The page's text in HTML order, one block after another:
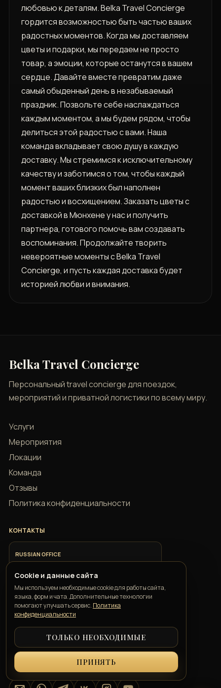
любовью к деталям. Belka Travel Concierge
гордится возможностью быть частью ваших
радостных моментов. Когда мы доставляем
цветы и подарки, мы передаем не просто
товар, а эмоции, которые останутся в вашем
сердце. Давайте вместе превратим даже
самый обыденный день в незабываемый
праздник. Позвольте себе наслаждаться
каждым моментом, а мы будем рядом, чтобы
делиться этой радостью с вами. Наша
команда вкладывает свою душу в каждую
доставку. Мы стремимся к исключительному
качеству и заботимся о том, чтобы каждый
момент ваших близких был наполнен
радостью и восхищением. Заказать цветы с
доставкой в Мюнхене у нас и получить
партнера, готового помочь вам создавать
воспоминания. Продолжайте творить
невероятные моменты с Belka Travel
Concierge, и пусть каждая доставка будет
историей любви и внимания.
Belka Travel Concierge
Персональный travel concierge для поездок,
мероприятий и приватной логистики по всему миру.
Услуги
Мероприятия
Локации
Команда
Отзывы
Политика конфиденциальности
КОНТАКТЫ
RUSSIAN OFFICE
+7 918 685 9883
ITALIAN OFFICE
+39 351 352 1163
GEORGIAN OFFICE
+995 550 00 57 50
info@belkatravelconcierge.com
Cookie и данные сайта
Мы используем необходимые cookie для работы сайта,
языка, форм и чата. Дополнительные технологии
помогают улучшать сервис. Политика
конфиденциальности
ТОЛЬКО НЕОБХОДИМЫЕ
ПРИНЯТЬ